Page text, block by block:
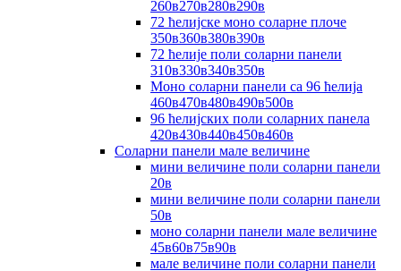
260в270в280в290в
72 ћелијске моно соларне плоче
350в360в380в390в
72 ћелије поли соларни панели
310в330в340в350в
Моно соларни панели са 96 ћелија
460в470в480в490в500в
96 ћелијских поли соларних панела
420в430в440в450в460в
Соларни панели мале величине
мини величине поли соларни панели
20в
мини величине поли соларни панели
50в
моно соларни панели мале величине
45в60в75в90в
мале величине поли соларни панели